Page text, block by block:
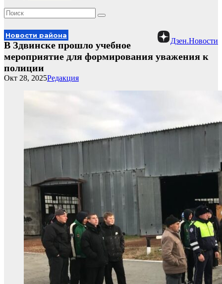
Дзен.Новости
Новости района
В Здвинске прошло учебное
мероприятие для формирования уважения к
полиции
Редакция
Окт 28, 2025